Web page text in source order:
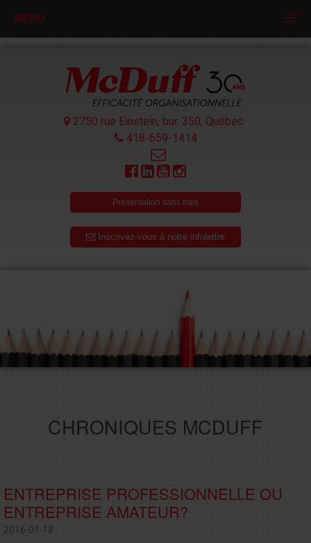
MENU
2750 rue Einstein, bur. 350, Québec
418-659-1414
Présentation sans frais
Inscrivez-vous à notre infolettre
CHRONIQUES MCDUFF
ENTREPRISE PROFESSIONNELLE OU
ENTREPRISE AMATEUR?
2016-01-18